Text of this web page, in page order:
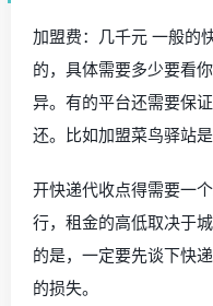
加盟费：几千元 一般的
的，具体需要多少要看
异。有的平台还需要保
还。比如加盟菜鸟驿站
开快递代收点得需要一
行，租金的高低取决于
的是，一定要先谈下快
的损失。